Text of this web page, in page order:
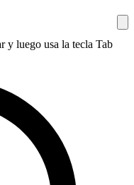
y luego usa la tecla Tab